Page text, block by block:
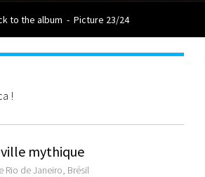
to the album - Picture 23/24
!
ville mythique
Rio de Janeiro, Brésil